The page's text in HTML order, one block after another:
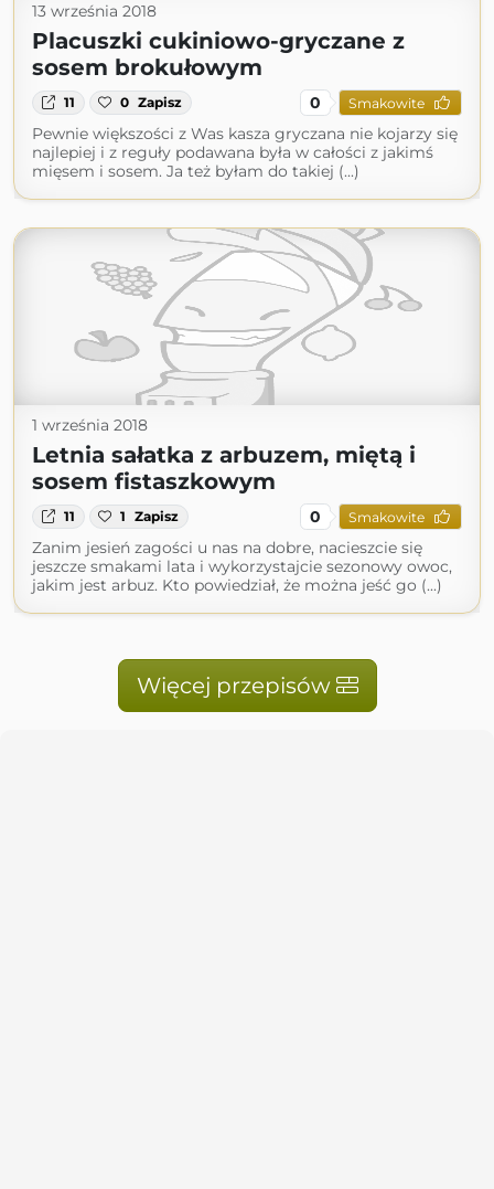
13 września 2018
Placuszki cukiniowo-gryczane z
sosem brokułowym
11 0 Zapisz 0 Smakowite
Pewnie większości z Was kasza gryczana nie kojarzy się
najlepiej i z reguły podawana była w całości z jakimś
mięsem i sosem. Ja też byłam do takiej (...)
1 września 2018
Letnia sałatka z arbuzem, miętą i
sosem fistaszkowym
11 1 Zapisz 0 Smakowite
Zanim jesień zagości u nas na dobre, nacieszcie się
jeszcze smakami lata i wykorzystajcie sezonowy owoc,
jakim jest arbuz. Kto powiedział, że można jeść go (...)
Więcej przepisów